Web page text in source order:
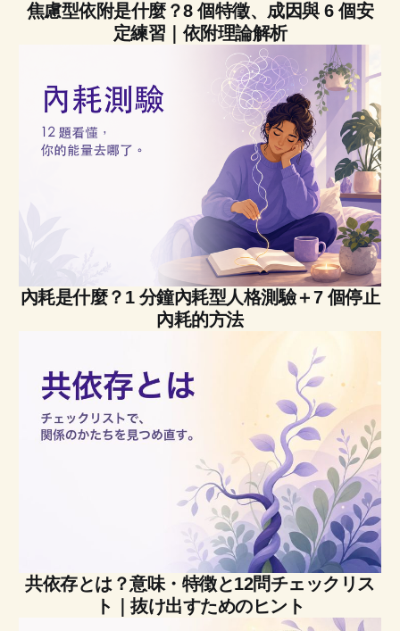
焦慮型依附是什麼？8 個特徵、成因與 6 個安
定練習｜依附理論解析
內耗是什麼？1 分鐘內耗型人格測驗＋7 個停止
內耗的方法
共依存とは？意味・特徴と12問チェックリス
ト｜抜け出すためのヒント